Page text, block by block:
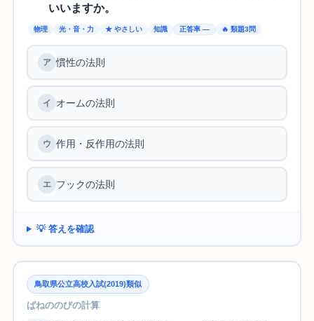
いいますか。
物理 光・音・力 ★ やさしい 知識 正答率 — 🔥 類題3問
慣性の法則
オームの法則
作用・反作用の法則
フックの法則
💡 答えを確認
鳥取県公立高校入試(2019)類似
ばねののびの計算